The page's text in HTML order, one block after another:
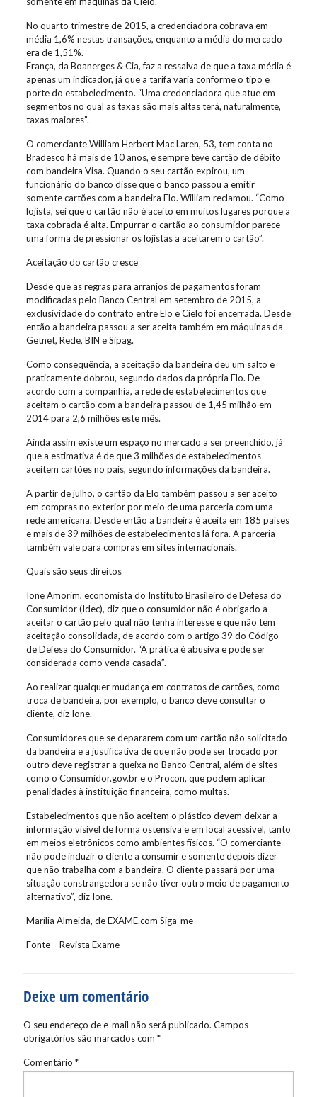
No quarto trimestre de 2015, a credenciadora cobrava em
média 1,6% nestas transações, enquanto a média do mercado
era de 1,51%.
França, da Boanerges & Cia, faz a ressalva de que a taxa média é
apenas um indicador, já que a tarifa varia conforme o tipo e
porte do estabelecimento. “Uma credenciadora que atue em
segmentos no qual as taxas são mais altas terá, naturalmente,
taxas maiores”.
O comerciante William Herbert Mac Laren, 53, tem conta no
Bradesco há mais de 10 anos, e sempre teve cartão de débito
com bandeira Visa. Quando o seu cartão expirou, um
funcionário do banco disse que o banco passou a emitir
somente cartões com a bandeira Elo. William reclamou. “Como
lojista, sei que o cartão não é aceito em muitos lugares porque a
taxa cobrada é alta. Empurrar o cartão ao consumidor parece
uma forma de pressionar os lojistas a aceitarem o cartão”.
Aceitação do cartão cresce
Desde que as regras para arranjos de pagamentos foram
modificadas pelo Banco Central em setembro de 2015, a
exclusividade do contrato entre Elo e Cielo foi encerrada. Desde
então a bandeira passou a ser aceita também em máquinas da
Getnet, Rede, BIN e Sipag.
Como consequência, a aceitação da bandeira deu um salto e
praticamente dobrou, segundo dados da própria Elo. De
acordo com a companhia, a rede de estabelecimentos que
aceitam o cartão com a bandeira passou de 1,45 milhão em
2014 para 2,6 milhões este mês.
Ainda assim existe um espaço no mercado a ser preenchido, já
que a estimativa é de que 3 milhões de estabelecimentos
aceitem cartões no país, segundo informações da bandeira.
A partir de julho, o cartão da Elo também passou a ser aceito
em compras no exterior por meio de uma parceria com uma
rede americana. Desde então a bandeira é aceita em 185 países
e mais de 39 milhões de estabelecimentos lá fora. A parceria
também vale para compras em sites internacionais.
Quais são seus direitos
Ione Amorim, economista do Instituto Brasileiro de Defesa do
Consumidor (Idec), diz que o consumidor não é obrigado a
aceitar o cartão pelo qual não tenha interesse e que não tem
aceitação consolidada, de acordo com o artigo 39 do Código
de Defesa do Consumidor. “A prática é abusiva e pode ser
considerada como venda casada”.
Ao realizar qualquer mudança em contratos de cartões, como
troca de bandeira, por exemplo, o banco deve consultar o
cliente, diz Ione.
Consumidores que se depararem com um cartão não solicitado
da bandeira e a justificativa de que não pode ser trocado por
outro deve registrar a queixa no Banco Central, além de sites
como o Consumidor.gov.br e o Procon, que podem aplicar
penalidades à instituição financeira, como multas.
Estabelecimentos que não aceitem o plástico devem deixar a
informação visível de forma ostensiva e em local acessível, tanto
em meios eletrônicos como ambientes físicos. “O comerciante
não pode induzir o cliente a consumir e somente depois dizer
que não trabalha com a bandeira. O cliente passará por uma
situação constrangedora se não tiver outro meio de pagamento
alternativo”, diz Ione.
Marília Almeida, de EXAME.com Siga-me
Fonte – Revista Exame
Deixe um comentário
O seu endereço de e-mail não será publicado. Campos
obrigatórios são marcados com *
Comentário *